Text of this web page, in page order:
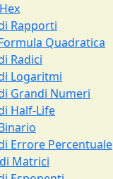
Rapporti
Quadratica
Radici
Logaritmi
Grandi Numeri
Half-Life
Errore Percentuale
Matrici